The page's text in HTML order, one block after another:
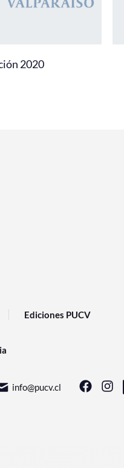
2020
Ediciones PUCV
info@pucv.cl